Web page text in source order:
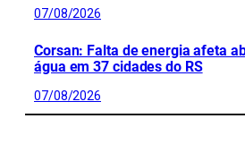
07/08/2026
Corsan: Falta de energia afeta
água em 37 cidades do RS
07/08/2026